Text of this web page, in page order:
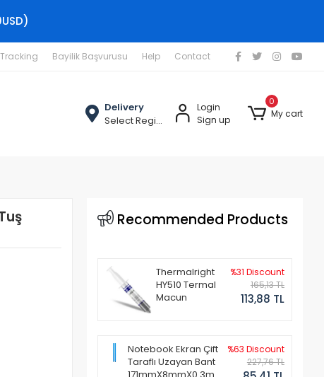
Bayilik Başvurusu Help Contact
Delivery
Select Region
Login
Sign up
0
My cart
Recommended Products
Thermalright
HY510 Termal
Macun
%31 Discount
165,13 TL
113,88 TL
Notebook Ekran Çift
Taraflı Uzayan Bant
%63 Discount
227,76 TL